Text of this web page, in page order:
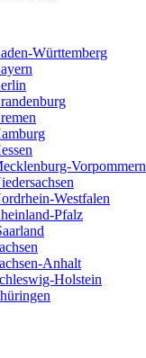
Württemberg
Vorpommern
Westfalen
Pfalz
Anhalt
Holstein